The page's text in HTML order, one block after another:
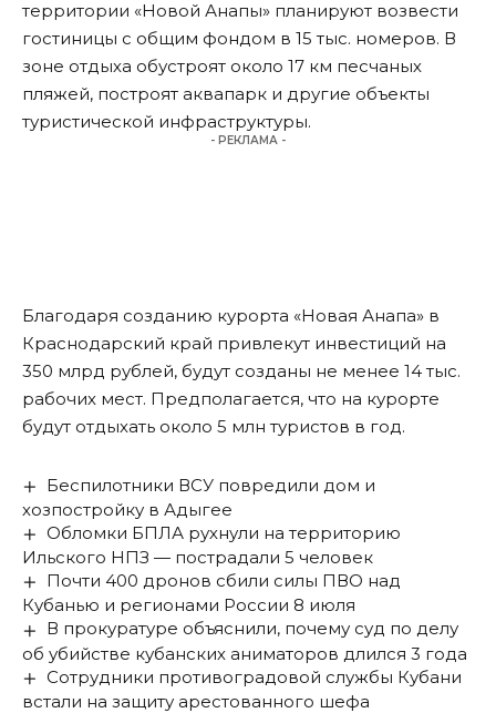
территории «Новой Анапы» планируют возвести
гостиницы с общим фондом в 15 тыс. номеров. В
зоне отдыха обустроят около 17 км песчаных
пляжей, построят аквапарк и другие объекты
туристической инфраструктуры.
- РЕКЛАМА -
Благодаря созданию курорта «Новая Анапа» в
Краснодарский край привлекут инвестиций на
350 млрд рублей, будут созданы не менее 14 тыс.
рабочих мест. Предполагается, что на курорте
будут отдыхать около 5 млн туристов в год.
Беспилотники ВСУ повредили дом и
хозпостройку в Адыгее
Обломки БПЛА рухнули на территорию
Ильского НПЗ — пострадали 5 человек
Почти 400 дронов сбили силы ПВО над
Кубанью и регионами России 8 июля
В прокуратуре объяснили, почему суд по делу
об убийстве кубанских аниматоров длился 3 года
Сотрудники противоградовой службы Кубани
встали на защиту арестованного шефа